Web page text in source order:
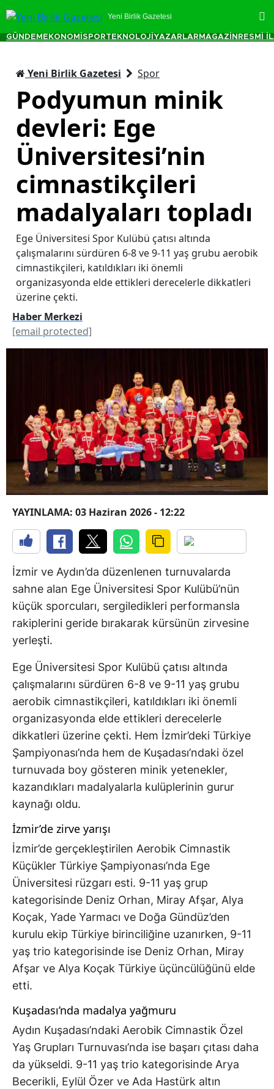
Yeni Birlik Gazetesi
GÜNDEM EKONOMİ SPORTEKNOLOJİ YAZARLAR MAGAZİN RESMİ
Yeni Birlik Gazetesi Spor
Podyumun minik
devleri: Ege
Üniversitesi’nin
cimnastikçileri
madalyaları topladı
Ege Üniversitesi Spor Kulübü çatısı altında
çalışmalarını sürdüren 6-8 ve 9-11 yaş grubu aerobik
cimnastikçileri, katıldıkları iki önemli
organizasyonda elde ettikleri derecelerle dikkatleri
üzerine çekti.
Haber Merkezi
[email protected]
YAYINLAMA: 03 Haziran 2026 - 12:22
İzmir ve Aydın’da düzenlenen turnuvalarda
sahne alan Ege Üniversitesi Spor Kulübü’nün
küçük sporcuları, sergiledikleri performansla
rakiplerini geride bırakarak kürsünün zirvesine
yerleşti.
Ege Üniversitesi Spor Kulübü çatısı altında
çalışmalarını sürdüren 6-8 ve 9-11 yaş grubu
aerobik cimnastikçileri, katıldıkları iki önemli
organizasyonda elde ettikleri derecelerle
dikkatleri üzerine çekti. Hem İzmir’deki Türkiye
Şampiyonası’nda hem de Kuşadası’ndaki özel
turnuvada boy gösteren minik yetenekler,
kazandıkları madalyalarla kulüplerinin gurur
kaynağı oldu.
İzmir’de zirve yarışı
İzmir’de gerçekleştirilen Aerobik Cimnastik
Küçükler Türkiye Şampiyonası’nda Ege
Üniversitesi rüzgarı esti. 9-11 yaş grup
kategorisinde Deniz Orhan, Miray Afşar, Alya
Koçak, Yade Yarmacı ve Doğa Gündüz’den
kurulu ekip Türkiye birinciliğine uzanırken, 9-11
yaş trio kategorisinde ise Deniz Orhan, Miray
Afşar ve Alya Koçak Türkiye üçüncülüğünü elde
etti.
Kuşadası’nda madalya yağmuru
Aydın Kuşadası’ndaki Aerobik Cimnastik Özel
Yaş Grupları Turnuvası’nda ise başarı çıtası daha
da yükseldi. 9-11 yaş trio kategorisinde Arya
Becerikli, Eylül Özer ve Ada Hastürk altın